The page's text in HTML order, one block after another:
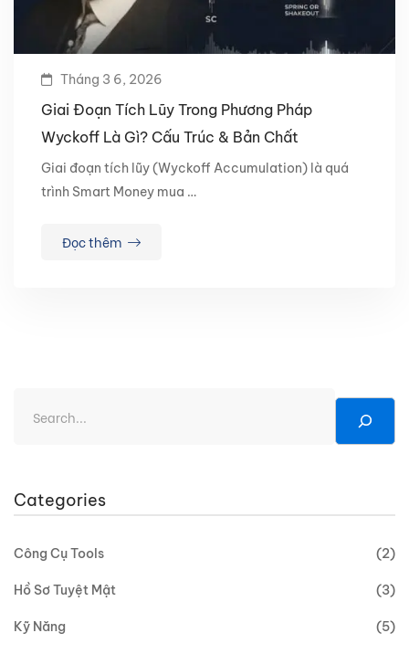
Tháng 3 6, 2026
Giai Đoạn Tích Lũy Trong Phương Pháp
Wyckoff Là Gì? Cấu Trúc & Bản Chất
Giai đoạn tích lũy (Wyckoff Accumulation) là quá
trình Smart Money mua …
Đọc thêm
Categories
Công Cụ Tools (2)
Hồ Sơ Tuyệt Mật (3)
Kỹ Năng (5)